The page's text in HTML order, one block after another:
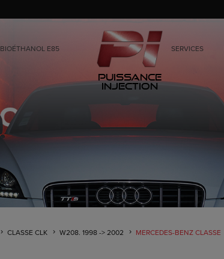
Puissance
Injection
BIOÉTHANOL E85 SERVICES
CLASSE CLK W208. 1998 -> 2002 MERCEDES-BENZ CLASSE